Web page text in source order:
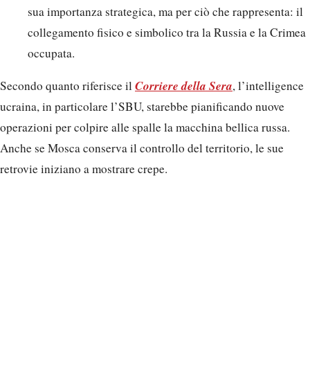
sua importanza strategica, ma per ciò che rappresenta: il
collegamento fisico e simbolico tra la Russia e la Crimea
occupata.
Secondo quanto riferisce ilCorriere della Sera, l’intelligence
ucraina, in particolare l’SBU, starebbe pianificando nuove
operazioni per colpire alle spalle la macchina bellica russa.
Anche se Mosca conserva il controllo del territorio, le sue
retrovie iniziano a mostrare crepe.